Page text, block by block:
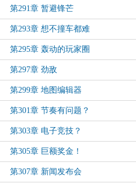
第291章 暂避锋芒
第293章 想不撞车都难
第295章 轰动的玩家圈
第297章 劲敌
第299章 地图编辑器
第301章 节奏有问题？
第303章 电子竞技？
第305章 巨额奖金！
第307章 新闻发布会